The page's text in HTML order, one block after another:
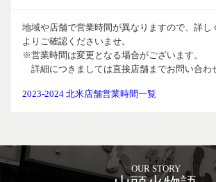
地域や店舗で営業時間が異なりますので、詳し
よりご確認くださいませ。
※営業時間は変更となる場合がございます。
詳細につきましては直接店舗までお問い合わ
2023-2024 北米店舗営業時間一覧
OUR STORY